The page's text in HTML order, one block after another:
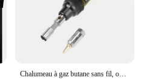
Chalumeau à gaz butane sans fil, odorà souder, outil de stylo de soudage, 1300 ℃